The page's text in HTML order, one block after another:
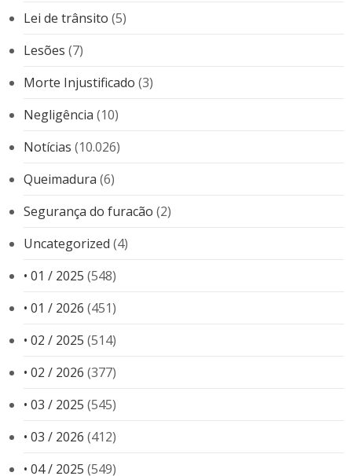
Lei de trânsito (5)
Lesões (7)
Morte Injustificado (3)
Negligência (10)
Notícias (10.026)
Queimadura (6)
Segurança do furacão (2)
Uncategorized (4)
• 01 / 2025 (548)
• 01 / 2026 (451)
• 02 / 2025 (514)
• 02 / 2026 (377)
• 03 / 2025 (545)
• 03 / 2026 (412)
• 04 / 2025 (549)